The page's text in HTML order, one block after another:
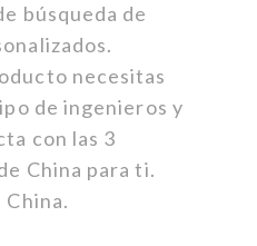
búsqueda de
necesitas
de ingenieros y
con las 3
China para ti.
China.